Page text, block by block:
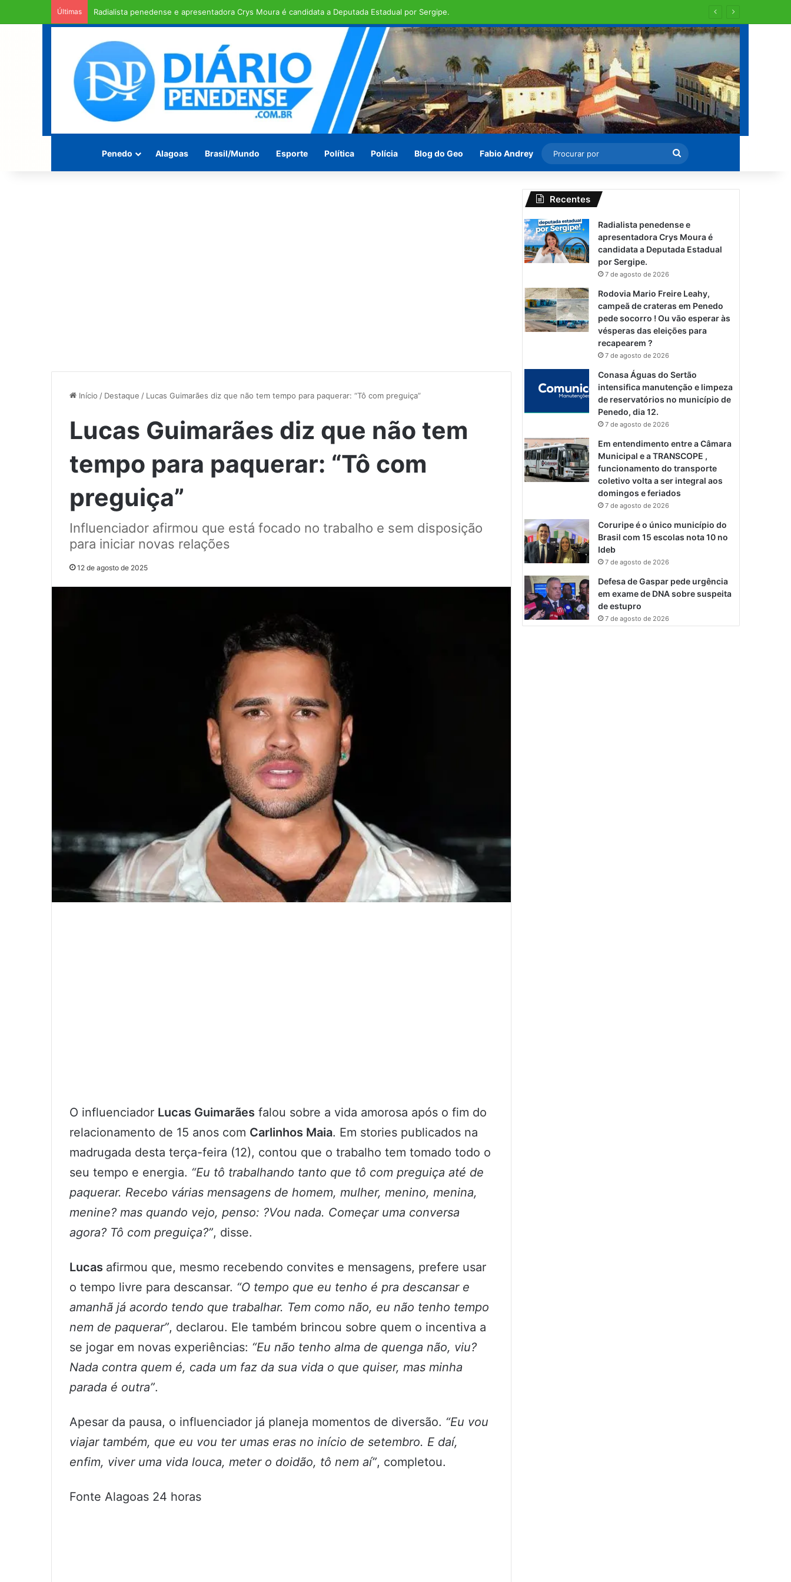
Últimas Rodovia Mario Freire Leahy, campeã de crateras em Penedo pede socorro ! Ou vão esperar às vésperas das eleições para recapearem ?
Penedo Alagoas Brasil/Mundo Esporte Política Polícia Blog do Geo Fabio Andrey
Procurar
por
Início / Destaque / Lucas Guimarães diz que não tem tempo para paquerar: “Tô com preguiça”
Lucas Guimarães diz que não tem
tempo para paquerar: “Tô com
preguiça”
Influenciador afirmou que está focado no trabalho e sem disposição
para iniciar novas relações
12 de agosto de 2025
O influenciador Lucas Guimarães falou sobre a vida amorosa após o fim do
relacionamento de 15 anos com Carlinhos Maia. Em stories publicados na
madrugada desta terça-feira (12), contou que o trabalho tem tomado todo o
seu tempo e energia. “Eu tô trabalhando tanto que tô com preguiça até de
paquerar. Recebo várias mensagens de homem, mulher, menino, menina,
menine? mas quando vejo, penso: ?Vou nada. Começar uma conversa
agora? Tô com preguiça?”, disse.
Lucas afirmou que, mesmo recebendo convites e mensagens, prefere usar
o tempo livre para descansar. “O tempo que eu tenho é pra descansar e
amanhã já acordo tendo que trabalhar. Tem como não, eu não tenho tempo
nem de paquerar”, declarou. Ele também brincou sobre quem o incentiva a
se jogar em novas experiências: “Eu não tenho alma de quenga não, viu?
Nada contra quem é, cada um faz da sua vida o que quiser, mas minha
parada é outra”.
Apesar da pausa, o influenciador já planeja momentos de diversão. “Eu vou
viajar também, que eu vou ter umas eras no início de setembro. E daí,
enfim, viver uma vida louca, meter o doidão, tô nem aí”, completou.
Fonte Alagoas 24 horas
Recentes
Radialista penedense e
apresentadora Crys Moura é
candidata a Deputada Estadual
por Sergipe.
7 de agosto de 2026
Rodovia Mario Freire Leahy,
campeã de crateras em Penedo
pede socorro ! Ou vão esperar às
vésperas das eleições para
recapearem ?
7 de agosto de 2026
Conasa Águas do Sertão
intensifica manutenção e limpeza
de reservatórios no município de
Penedo, dia 12.
7 de agosto de 2026
Em entendimento entre a Câmara
Municipal e a TRANSCOPE ,
funcionamento do transporte
coletivo volta a ser integral aos
domingos e feriados
7 de agosto de 2026
Coruripe é o único município do
Brasil com 15 escolas nota 10 no
Ideb
7 de agosto de 2026
Defesa de Gaspar pede urgência
em exame de DNA sobre suspeita
de estupro
7 de agosto de 2026